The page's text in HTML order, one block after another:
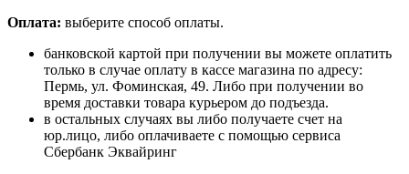
Оплата: выберите способ оплаты.
банковской картой при получении вы можете оплатить
только в случае оплату в кассе магазина по адресу:
Пермь, ул. Фоминская, 49. Либо при получении во
время доставки товара курьером до подъезда.
в остальных случаях вы либо получаете счет на
юр.лицо, либо оплачиваете с помощью сервиса
Сбербанк Эквайринг